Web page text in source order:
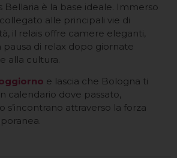
Bellaria è la base ideale. Immerso
alle principali vie di
il relais offre camere eleganti,
pausa di relax dopo giornate
alla cultura.
e lascia che Bologna ti
calendario dove passato,
s’incontrano attraverso la forza